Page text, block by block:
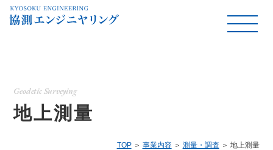
Geodetic Surveying
地上測量
TOP 事業内容 測量・調査 地上測量